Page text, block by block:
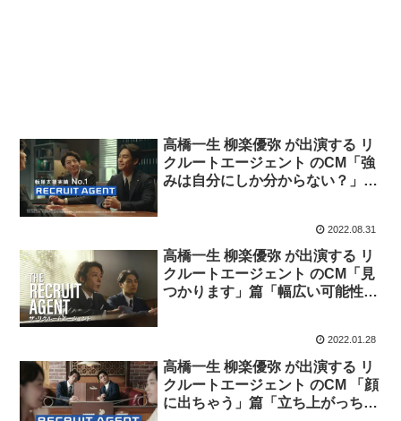
高橋一生 柳楽優弥 が出演する リ
クルートエージェント のCM「強
みは自分にしか分からない？」篇
2022.08.31
高橋一生 柳楽優弥 が出演する リ
クルートエージェント のCM「見
つかります」篇「幅広い可能性か
2022.01.28
高橋一生 柳楽優弥 が出演する リ
クルートエージェント のCM 「顔
に出ちゃう」篇「立ち上がっちゃ